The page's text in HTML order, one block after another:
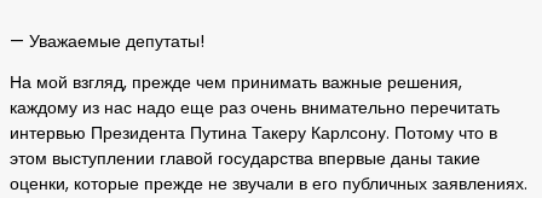
— Уважаемые депутаты!
На мой взгляд, прежде чем принимать важные решения,
каждому из нас надо еще раз очень внимательно перечитать
интервью Президента Путина Такеру Карлсону. Потому что в
этом выступлении главой государства впервые даны такие
оценки, которые прежде не звучали в его публичных заявлениях.